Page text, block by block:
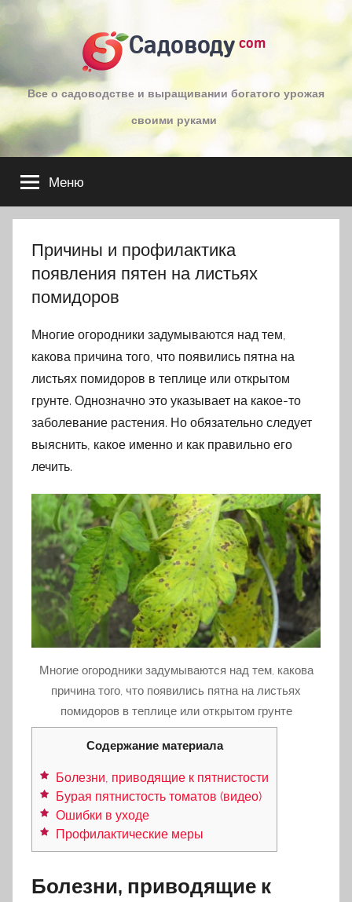
к
Садоводу com
Все о садоводстве и выращивании богатого урожая
своими руками
Меню
Причины и профилактика
появления пятен на листьях
помидоров
Многие огородники задумываются над тем,
какова причина того, что появились пятна на
листьях помидоров в теплице или открытом
грунте. Однозначно это указывает на какое-то
заболевание растения. Но обязательно следует
выяснить, какое именно и как правильно его
лечить.
Многие огородники задумываются над тем, какова
причина того, что появились пятна на листьях
помидоров в теплице или открытом грунте
Содержание материала
Болезни, приводящие к пятнистости
Бурая пятнистость томатов (видео)
Ошибки в уходе
Профилактические меры
Болезни, приводящие к